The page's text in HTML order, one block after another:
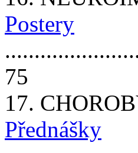
Postery
75
17.
Přednášky